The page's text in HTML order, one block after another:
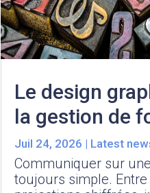
Le design
la gestion de
Juil 24, 2026 | Latest
Communiquer sur
toujours simple. Entre